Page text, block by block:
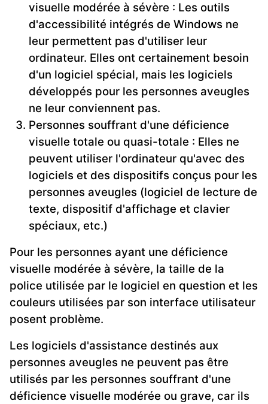
visuelle modérée à sévère : Les outils
d'accessibilité intégrés de Windows ne
leur permettent pas d'utiliser leur
ordinateur. Elles ont certainement besoin
d'un logiciel spécial, mais les logiciels
développés pour les personnes aveugles
ne leur conviennent pas.
Personnes souffrant d'une déficience
visuelle totale ou quasi-totale : Elles ne
peuvent utiliser l'ordinateur qu'avec des
logiciels et des dispositifs conçus pour les
personnes aveugles (logiciel de lecture de
texte, dispositif d'affichage et clavier
spéciaux, etc.)
Pour les personnes ayant une déficience
visuelle modérée à sévère, la taille de la
police utilisée par le logiciel en question et les
couleurs utilisées par son interface utilisateur
posent problème.
Les logiciels d'assistance destinés aux
personnes aveugles ne peuvent pas être
utilisés par les personnes souffrant d'une
déficience visuelle modérée ou grave, car ils